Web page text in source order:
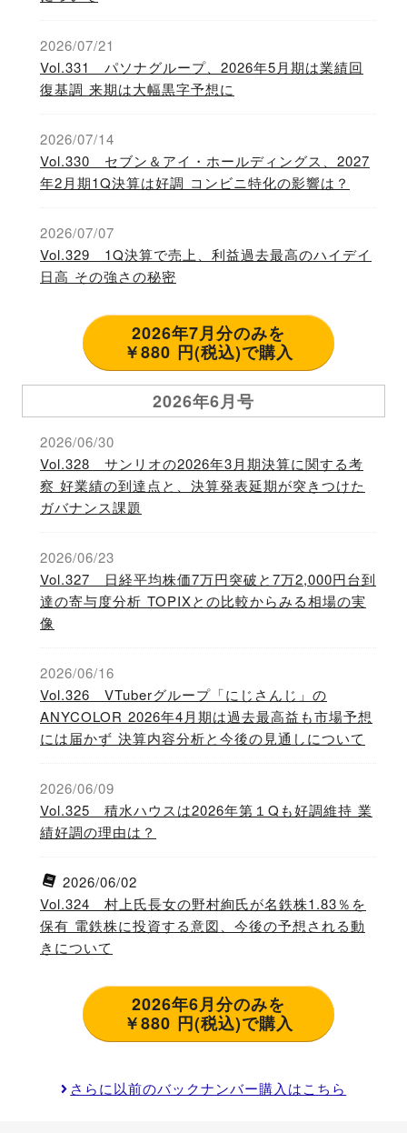
2026/07/21
Vol.331 パソナグループ、2026年5月期は業績回
復基調 来期は大幅黒字予想に
2026/07/14
Vol.330 セブン＆アイ・ホールディングス、2027
年2月期1Q決算は好調 コンビニ特化の影響は？
2026/07/07
Vol.329 1Q決算で売上、利益過去最高のハイデイ
日高 その強さの秘密
2026年7月分のみを
￥880 円(税込)で購入
2026年6月号
2026/06/30
Vol.328 サンリオの2026年3月期決算に関する考
察 好業績の到達点と、決算発表延期が突きつけた
ガバナンス課題
2026/06/23
Vol.327 日経平均株価7万円突破と7万2,000円台到
達の寄与度分析 TOPIXとの比較からみる相場の実
像
2026/06/16
Vol.326 VTuberグループ「にじさんじ」の
ANYCOLOR 2026年4月期は過去最高益も市場予想
には届かず 決算内容分析と今後の見通しについて
2026/06/09
Vol.325 積水ハウスは2026年第１Qも好調維持 業
績好調の理由は？
2026/06/02
Vol.324 村上氏長女の野村絢氏が名鉄株1.83％を
保有 電鉄株に投資する意図、今後の予想される動
きについて
2026年6月分のみを
￥880 円(税込)で購入
さらに以前のバックナンバー購入はこちら